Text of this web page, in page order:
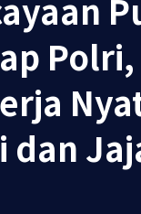
dan